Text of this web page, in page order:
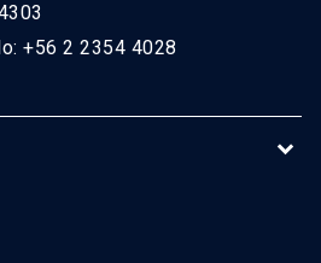
+56 2 2354 4028